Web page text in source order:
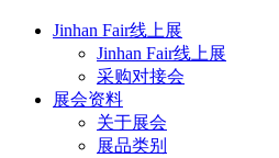
Jinhan Fair线上展
Jinhan Fair线上展
采购对接会
展会资料
关于展会
展品类别